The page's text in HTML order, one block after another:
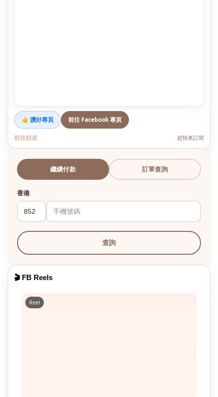
👍 讚好專頁 前往 Facebook 專頁
前往頻道 趕快來訂閱
繼續付款 訂單查詢
香港
查詢
🎬 FB Reels
Reel